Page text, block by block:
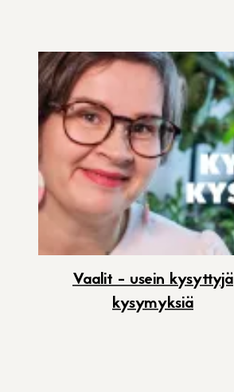
Vaalit - usein kysyttyjä
kysymyksiä